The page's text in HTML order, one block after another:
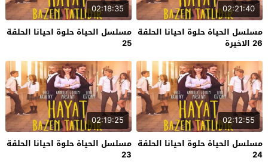
02:21:40
مسلسل الحياة حلوة احيانا الحلقة
26 الاخيرة
02:18:35
مسلسل الحياة حلوة احيانا الحلقة
25
02:12:55
مسلسل الحياة حلوة احيانا الحلقة
24
02:19:25
مسلسل الحياة حلوة احيانا الحلقة
23